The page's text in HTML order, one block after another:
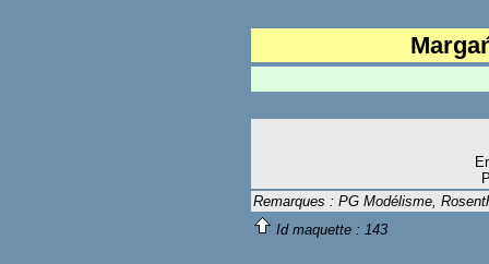
Remarques : PG Modélisme,
Id maquette : 143